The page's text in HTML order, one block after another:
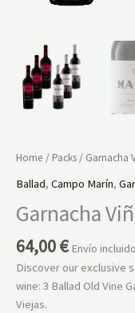
Home / Packs / Garnacha
Ballad, Campo Marín,
Garnacha
64,00€ Envío incluido
Discover our exclusive
wine: 3 Ballad Old Vine
Viejas.